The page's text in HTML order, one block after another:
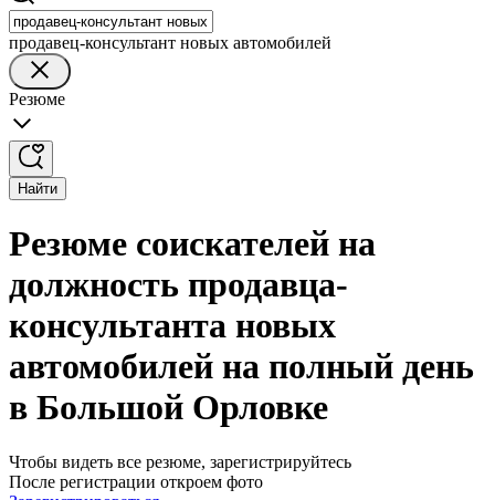
продавец-консультант новых автомобилей
Резюме
Найти
Резюме соискателей на
должность продавца-
консультанта новых
автомобилей на полный день
в Большой Орловке
Чтобы видеть все резюме, зарегистрируйтесь
После регистрации откроем фото